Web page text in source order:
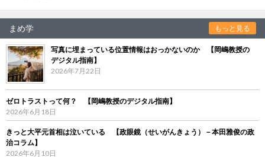
まめ学 もっと見る
写真に埋まっている位置情報はおっかないのか 【岡嶋教授の
デジタル指南】
2026年7月22日
ゼロトラストって何？ 【岡嶋教授のデジタル指南】
2026年6月18日
きっと大平元首相は泣いている 【政眼鏡（せいがんきょう）－本田雅俊の政
治コラム】
2026年6月10日